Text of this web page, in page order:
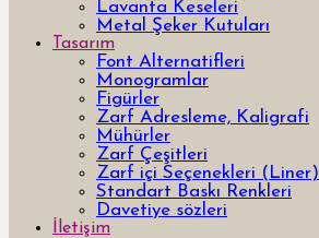
Lavanta Keseleri
Metal Şeker Kutuları
Tasarım
Font Alternatifleri
Monogramlar
Figürler
Zarf Adresleme, Kaligrafi
Mühürler
Zarf Çeşitleri
Zarf içi Seçenekleri (Liner)
Standart Baskı Renkleri
Davetiye sözleri
İletişim